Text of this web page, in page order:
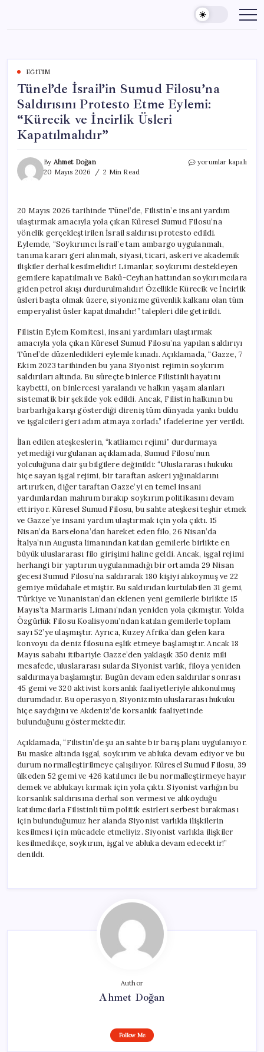
content
EĞITIM
Tünel’de İsrail’in Sumud Filosu’na
Saldırısını Protesto Etme Eylemi:
“Kürecik ve İncirlik Üsleri
Kapatılmalıdır”
By Ahmet Doğan
20 Mayıs 2026
2 Min Read
Tünel’de
Protesto
Etme
Eylemi:
“Kürecik
İncirlik
Üsleri
Kapatılmalıdır”
için
yorumlar kapalı
20 Mayıs 2026 tarihinde Tünel’de, Filistin’e insani yardım
ulaştırmak amacıyla yola çıkan Küresel Sumud Filosu’na
yönelik gerçekleştirilen İsrail saldırısı protesto edildi.
Eylemde, “Soykırımcı İsrail’e tam ambargo uygulanmalı,
tanıma kararı geri alınmalı, siyasi, ticari, askeri ve akademik
ilişkiler derhal kesilmelidir! Limanlar, soykırımı destekleyen
gemilere kapatılmalı ve Bakü-Ceyhan hattından soykırımcılara
giden petrol akışı durdurulmalıdır! Özellikle Kürecik ve İncirlik
üsleri başta olmak üzere, siyonizme güvenlik kalkanı olan tüm
emperyalist üsler kapatılmalıdır!” talepleri dile getirildi.
Filistin Eylem Komitesi, insani yardımları ulaştırmak
amacıyla yola çıkan Küresel Sumud Filosu’na yapılan saldırıyı
Tünel’de düzenledikleri eylemle kınadı. Açıklamada, “Gazze, 7
Ekim 2023 tarihinden bu yana Siyonist rejimin soykırım
saldırıları altında. Bu süreçte binlerce Filistinli hayatını
kaybetti, on binlercesi yaralandı ve halkın yaşam alanları
sistematik bir şekilde yok edildi. Ancak, Filistin halkının bu
barbarlığa karşı gösterdiği direniş tüm dünyada yankı buldu
ve işgalcileri geri adım atmaya zorladı.” ifadelerine yer verildi.
İlan edilen ateşkeslerin, “katliamcı rejimi” durdurmaya
yetmediği vurgulanan açıklamada, Sumud Filosu’nun
yolculuğuna dair şu bilgilere değinildi: “Uluslararası hukuku
hiçe sayan işgal rejimi, bir taraftan askeri yığınaklarını
artırırken, diğer taraftan Gazze’yi en temel insani
yardımlardan mahrum bırakıp soykırım politikasını devam
ettiriyor. Küresel Sumud Filosu, bu sahte ateşkesi teşhir etmek
ve Gazze’ye insani yardım ulaştırmak için yola çıktı. 15
Nisan’da Barselona’dan hareket eden filo, 26 Nisan’da
İtalya’nın Augusta limanından katılan gemilerle birlikte en
büyük uluslararası filo girişimi haline geldi. Ancak, işgal rejimi
herhangi bir yaptırım uygulanmadığı bir ortamda 29 Nisan
gecesi Sumud Filosu’na saldırarak 180 kişiyi alıkoymuş ve 22
gemiye müdahale etmiştir. Bu saldırıdan kurtulabilen 31 gemi,
Türkiye ve Yunanistan’dan eklenen yeni gemilerle birlikte 15
Mayıs’ta Marmaris Limanı’ndan yeniden yola çıkmıştır. Yolda
Özgürlük Filosu Koalisyonu’ndan katılan gemilerle toplam
sayı 52’ye ulaşmıştır. Ayrıca, Kuzey Afrika’dan gelen kara
konvoyu da deniz filosuna eşlik etmeye başlamıştır. Ancak 18
Mayıs sabahı itibariyle Gazze’den yaklaşık 350 deniz mili
mesafede, uluslararası sularda Siyonist varlık, filoya yeniden
saldırmaya başlamıştır. Bugün devam eden saldırılar sonrası
45 gemi ve 320 aktivist korsanlık faaliyetleriyle alıkonulmuş
durumdadır. Bu operasyon, Siyonizmin uluslararası hukuku
hiçe saydığını ve Akdeniz’de korsanlık faaliyetinde
bulunduğunu göstermektedir.
Açıklamada, “Filistin’de şu an sahte bir barış planı uygulanıyor.
Bu maske altında işgal, soykırım ve abluka devam ediyor ve bu
durum normalleştirilmeye çalışılıyor. Küresel Sumud Filosu, 39
ülkeden 52 gemi ve 426 katılımcı ile bu normalleştirmeye hayır
demek ve ablukayı kırmak için yola çıktı. Siyonist varlığın bu
korsanlık saldırısına derhal son vermesi ve alıkoyduğu
katılımcılarla Filistinli tüm politik esirleri serbest bırakması
için bulunduğumuz her alanda Siyonist varlıkla ilişkilerin
kesilmesi için mücadele etmeliyiz. Siyonist varlıkla ilişkiler
kesilmedikçe, soykırım, işgal ve abluka devam edecektir!”
denildi.
Author
Ahmet Doğan
Follow Me